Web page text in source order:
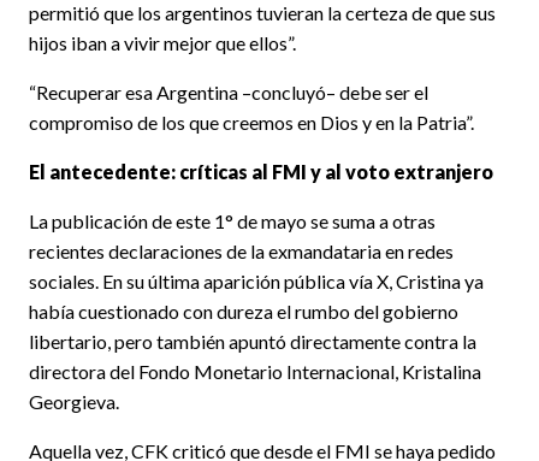
permitió que los argentinos tuvieran la certeza de que sus
hijos iban a vivir mejor que ellos”.
“Recuperar esa Argentina –concluyó– debe ser el
compromiso de los que creemos en Dios y en la Patria”.
El antecedente: críticas al FMI y al voto extranjero
La publicación de este 1° de mayo se suma a otras
recientes declaraciones de la exmandataria en redes
sociales. En su última aparición pública vía X, Cristina ya
había cuestionado con dureza el rumbo del gobierno
libertario, pero también apuntó directamente contra la
directora del Fondo Monetario Internacional, Kristalina
Georgieva.
Aquella vez, CFK criticó que desde el FMI se haya pedido